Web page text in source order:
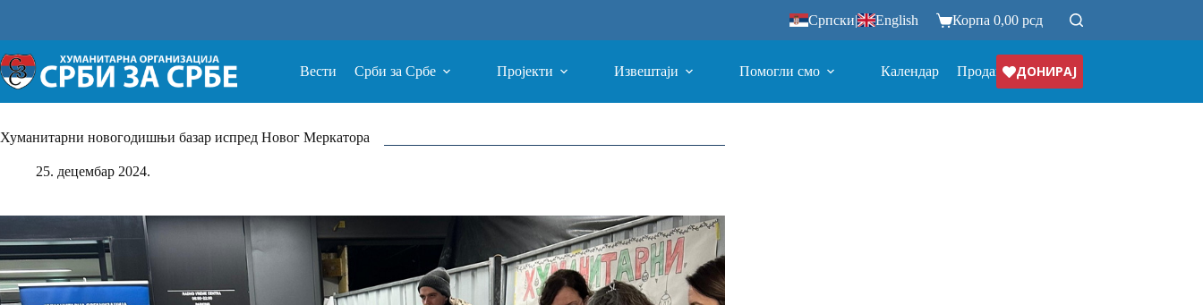
Српски| English Корпа 0,00 рсд
Вести Срби за Србе Пројекти Извештаји Помогли смо Календар ПродавницаДОНИРАЈ
Хуманитарни новогодишњи базар испред Новог Меркатора
25. децембар 2024.